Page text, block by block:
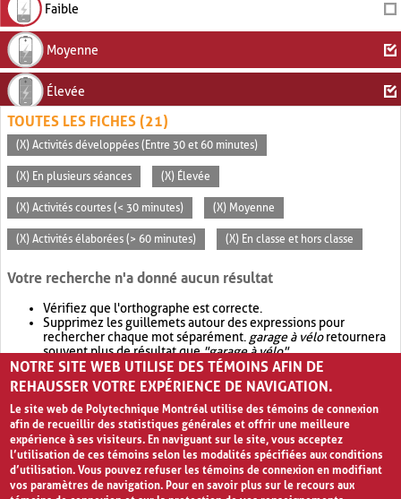
Faible
Moyenne
Élevée
TOUTES LES FICHES (21)
(X) Activités développées (Entre 30 et 60 minutes)
(X) En plusieurs séances (X) Élevée
(X) Activités courtes (< 30 minutes) (X) Moyenne
(X) Activités élaborées (> 60 minutes) (X) En classe et hors classe
Votre recherche n'a donné aucun résultat
Vérifiez que l'orthographe est correcte.
Supprimez les guillemets autour des expressions pour
rechercher chaque mot séparément. garage à véloretournera
souvent plus de résultat que"garage à vélo".
Envisagez d'élargir votre recherche avec OR.garage OR vélo
retournera souvent plus de résultat quegarage à vélo
NOTRE SITE WEB UTILISE DES TÉMOINS AFIN DE
REHAUSSER VOTRE EXPÉRIENCE DE NAVIGATION.
Le site web de Polytechnique Montréal utilise des témoins de connexion
afin de recueillir des statistiques générales et offrir une meilleure
expérience à ses visiteurs. En naviguant sur le site, vous acceptez
l’utilisation de ces témoins selon les modalités spécifiées aux conditions
d’utilisation. Vous pouvez refuser les témoins de connexion en modifiant
vos paramètres de navigation. Pour en savoir plus sur le recours aux